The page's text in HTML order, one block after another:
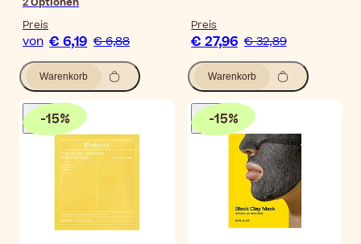
Preis
von € 6,19 € 6,88
Warenkorb
Preis
€ 27,96 € 32,89
Warenkorb
-15% -15%